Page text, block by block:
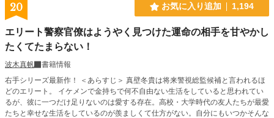
20 お気に入り追加 1,194
エリート警察官僚はようやく見つけた運命の相手を甘やかし
たくてたまらない！
波木真帆
書籍情報
右手シリーズ最新作！ ＜あらすじ＞ 真壁冬貴は将来警視総監候補と言われるほ
どのエリート。 イケメンで金持ちで何不自由ない生活をしていると思われてい
るが、彼に一つだけ足りないのは愛する存在。高校・大学時代の友人たちが最愛
たちと幸せな生活をしているのが羨ましくて仕方がない。自分にもいつかそんな